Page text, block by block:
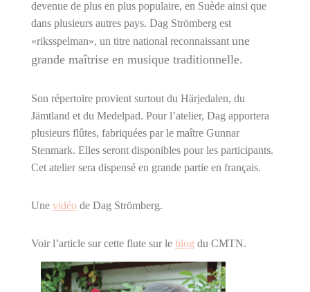
devenue de plus en plus populaire, en Suède ainsi que
dans plusieurs autres pays. Dag Strömberg est
«riksspelman», un titre national reconnaissant une
grande maîtrise en musique traditionnelle.
Son répertoire provient surtout du Härjedalen, du
Jämtland et du Medelpad. Pour l’atelier, Dag apportera
plusieurs flûtes, fabriquées par le maître Gunnar
Stenmark. Elles seront disponibles pour les participants.
Cet atelier sera dispensé en grande partie en français.
Une vidéode Dag Strömberg.
Voir l’article sur cette flute sur le blog du CMTN.